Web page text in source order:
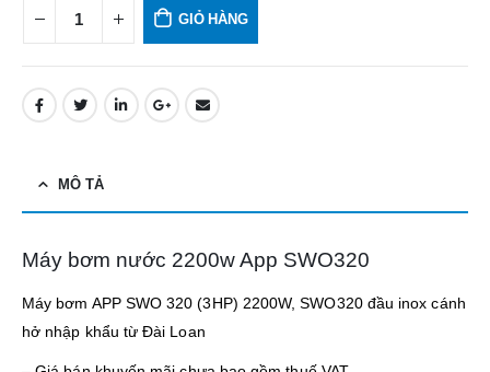
GIỎ HÀNG
MÔ TẢ
Máy bơm nước 2200w App SWO320
Máy bơm APP SWO 320 (3HP) 2200W, SWO320 đầu inox cánh
hở nhập khẩu từ Đài Loan